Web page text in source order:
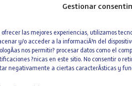
Gestionar
ofrecer las mejores experiencias, utilizamos
y/o acceder a la informaciÃ³n del
nos permitir? procesar datos como el
?nicas en este sitio. No consentir o
negativamente a ciertas caracterÃ­sticas y
La Paz